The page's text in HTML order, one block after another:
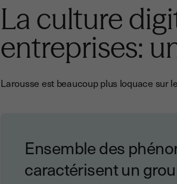
La culture
entreprises:
Larousse est beaucoup plus loquace sur
Ensemble des
caractérisent un